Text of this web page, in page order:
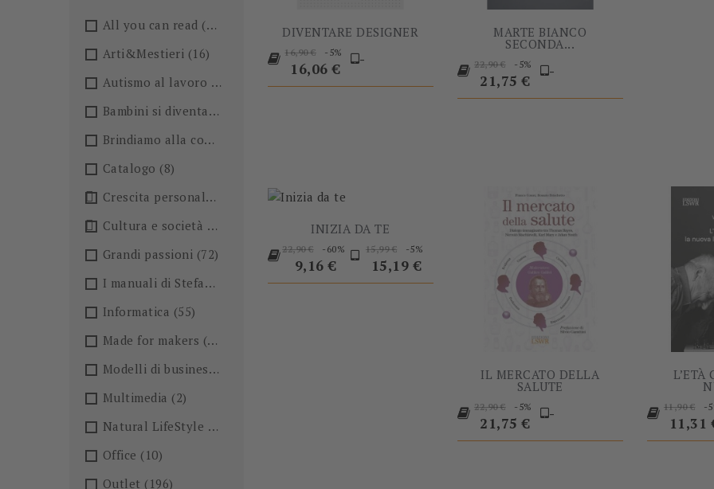
All you can read (205)
Arti&Mestieri (16)
Autismo al lavoro
(5)
Bambini si diventa
(4)
Brindiamo alla conoscenza!🍺
Catalogo (8)

Crescita personale

Cultura e società
(36)
Grandi passioni (72)
I manuali di Stefano Anselmo
(6)
Informatica (55)
Made for makers (13)
Modelli di business(57)
Multimedia (2)
Natural LifeStyle
(4)
Office (10)
Outlet (196)
DIVENTARE DESIGNER
Prezzo
base
16,90 € -5%
Prezzo
16,06 €
-
MARTE BIANCO
SECONDA...
Prezzo
base
22,90 € -5%
Prezzo
21,75 €
-
INIZIA DA TE
Prezzo
base
22,90 € -60%
Prezzo
9,16 €
Prezzo
base
15,99 € -5%
15,19 €
IL MERCATO DELLA
SALUTE
Prezzo
base
22,90 € -5%
Prezzo
21,75 €
-
L’ETÀ
Prezzo
base
11,90 € -
11,31